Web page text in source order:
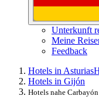
Unterkunft
Meine
Feedback
Hotels in Asturias
Hotels in Gijón
Hotels nahe